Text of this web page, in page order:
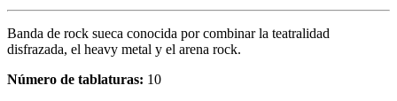
Banda de rock sueca conocida por combinar la teatralidad
disfrazada, el heavy metal y el arena rock.
Número de tablaturas: 10